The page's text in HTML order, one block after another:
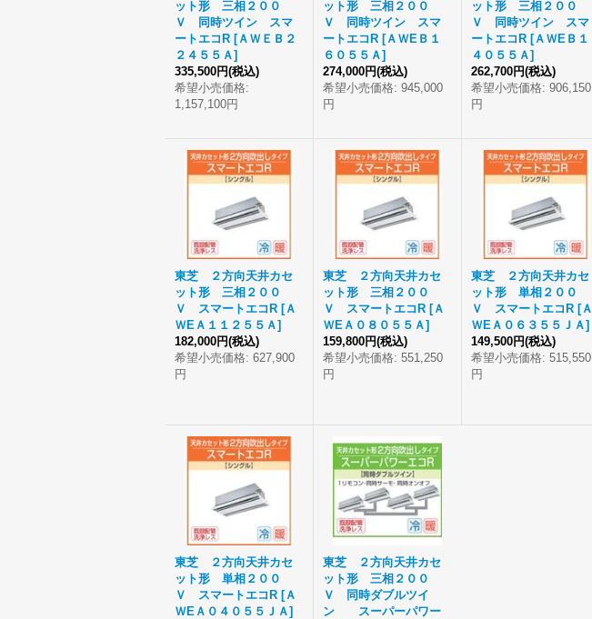
ット形 三相２００
Ｖ 同時ツイン スマ
ートエコR [ＡＷＥＢ２
２４５５Ａ]
335,500円(税込)
希望小売価格:
1,157,100円
ット形 三相２００
Ｖ 同時ツイン スマ
ートエコR [ＡＷEＢ１
６０５５Ａ]
274,000円(税込)
希望小売価格: 945,000
円
ット形 三相２００
Ｖ 同時ツイン スマ
ートエコR [ＡＷEＢ１
４０５５Ａ]
262,700円(税込)
希望小売価格: 906,150
円
東芝 ２方向天井カセ
ット形 三相２００
Ｖ スマートエコR [Ａ
ＷEＡ１１２５５Ａ]
182,000円(税込)
希望小売価格: 627,900
円
東芝 ２方向天井カセ
ット形 三相２００
Ｖ スマートエコR [Ａ
ＷEＡ０８０５５Ａ]
159,800円(税込)
希望小売価格: 551,250
円
東芝 ２方向天井カセ
ット形 単相２００
Ｖ スマートエコR [Ａ
ＷEＡ０６３５５ＪＡ]
149,500円(税込)
希望小売価格: 515,550
円
東芝 ２方向天井カセ
ット形 単相２００
Ｖ スマートエコR [Ａ
ＷEＡ０４０５５ＪＡ]
東芝 ２方向天井カセ
ット形 三相２００
Ｖ 同時ダブルツイ
ン スーパーパワー